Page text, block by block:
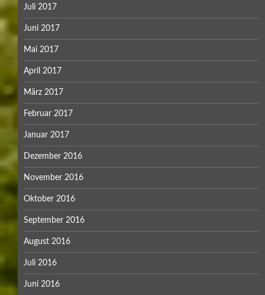
Juli 2017
Juni 2017
Mai 2017
April 2017
März 2017
Februar 2017
Januar 2017
Dezember 2016
November 2016
Oktober 2016
September 2016
August 2016
Juli 2016
Juni 2016